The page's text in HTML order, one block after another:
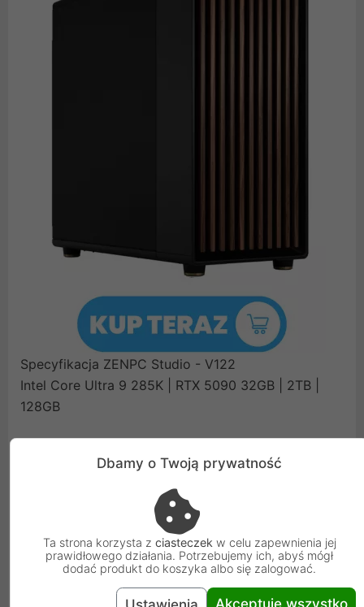
Specyfikacja ZENPC Studio - V122
Intel Core Ultra 9 285K | RTX 5090 32GB | 2TB |
128GB
Intel Core Ultra 9 285K
Gigabyte Z890 AORUS ELITE WIFI7
Kingston FURY 128GB (2x64GB) DDR5 5600 CL36
Samsung 990 PRO 2TB M.2 PCIe NVMe Gen4
Gigabyte RTX 5090 Gaming OC 32GB
Seasonic FOCUS GX-1000 ATX 3.1 80 Gold 1000W
EK Water Blocks EK-Nucleus AIO CR360
Dbamy o Twoją prywatność
Ta strona korzysta z ciasteczek w celu zapewnienia jej
prawidłowego działania. Potrzebujemy ich, abyś mógł
dodać produkt do koszyka albo się zalogować.
Akceptuję wszystko